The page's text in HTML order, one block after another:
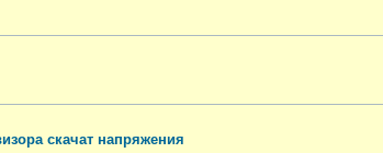
скачат напряжения